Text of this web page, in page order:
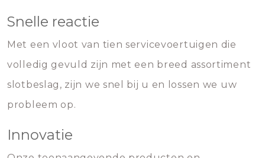
Snelle reactie
Met een vloot van tien servicevoertuigen die
volledig gevuld zijn met een breed assortiment
slotbeslag, zijn we snel bij u en lossen we uw
probleem op.
Innovatie